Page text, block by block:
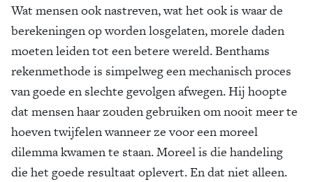
Wat mensen ook nastreven, wat het ook is waar de
berekeningen op worden losgelaten, morele daden
moeten leiden tot een betere wereld. Benthams
rekenmethode is simpelweg een mechanisch proces
van goede en slechte gevolgen afwegen. Hij hoopte
dat mensen haar zouden gebruiken om nooit meer te
hoeven twijfelen wanneer ze voor een moreel
dilemma kwamen te staan. Moreel is die handeling
die het goede resultaat oplevert. En dat niet alleen.